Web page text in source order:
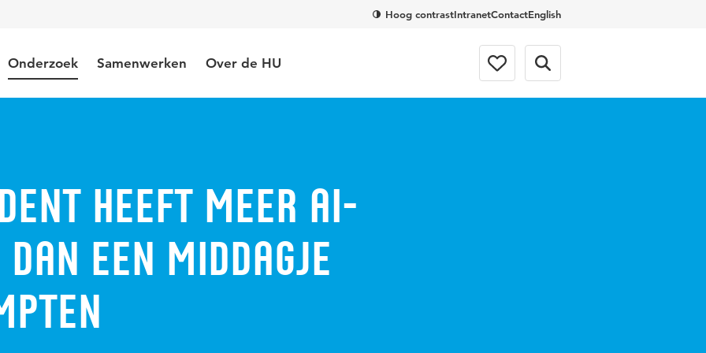
Hoog contrastIntranetContactEnglish
Onderzoek Samenwerken Over de HU
heeft meer AI-
een middagje